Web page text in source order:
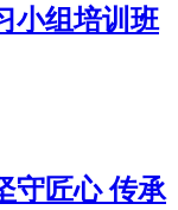
小组培训班
守匠心 传承